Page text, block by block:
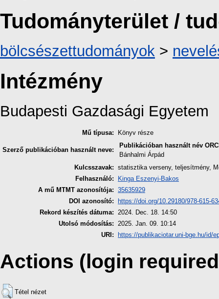
Tudományterület /
bölcsészettudományok >
Intézmény
Budapesti Gazdasági Egyetem
Mű típusa: Könyv része
Szerző publikációban használt neve:
Publikációban használt név
Bánhalmi Árpád
Kulcsszavak: statisztika verseny, teljesítmény,
Felhasználó:
Kinga Eszenyi-Bakos
A mű MTMT azonosítója: 35635929
DOI azonosító:
https://doi.org/10.29180/978-615-
Rekord készítés dátuma: 2024. Dec. 18. 14:50
Utolsó módosítás: 2025. Jan. 09. 10:14
URI:
https://publikaciotar.uni-bge.hu/id/
Actions (login
Tétel nézet